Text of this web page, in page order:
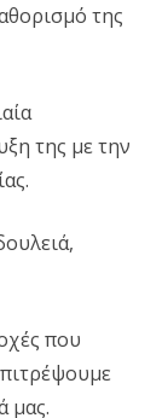
της
της με την
που
μας.